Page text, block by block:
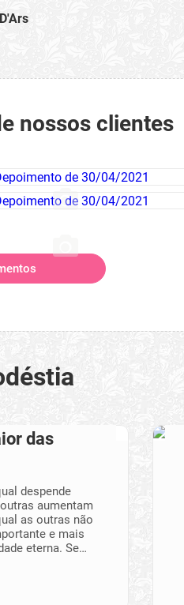
nossos clientes
das
despende
aumentam
as outras não
e mais
eterna. Se…